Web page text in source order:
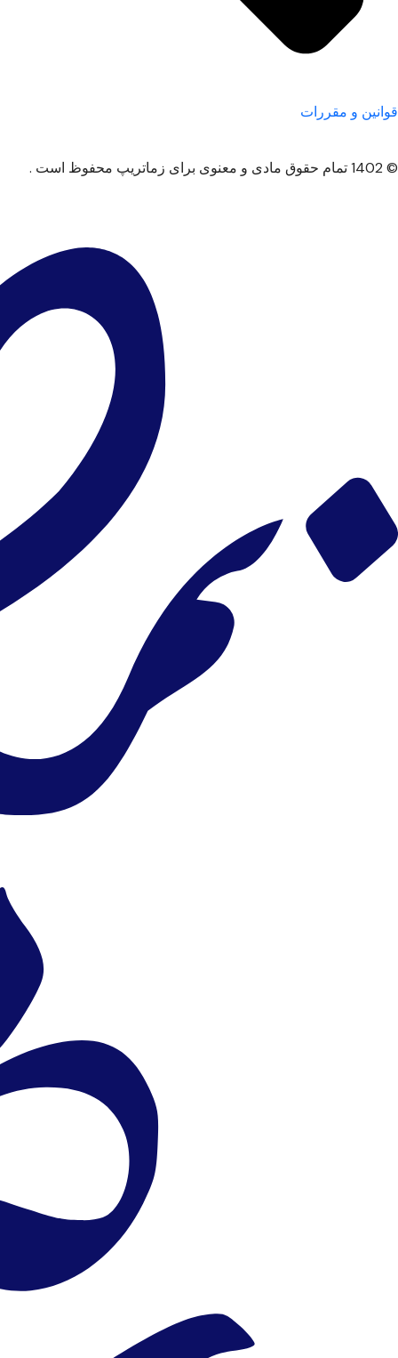
قوانین و مقررات
© 1402 تمام حقوق مادی و معنوی برای زماتریپ محفوظ است .